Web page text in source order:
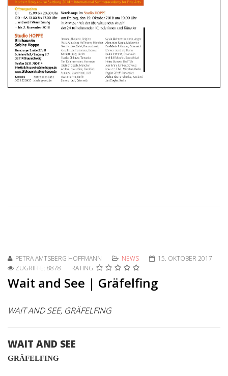
PETRA AMTSBERG HOFFMANN NEWS
15. OKTOBER 2017
ZUGRIFFE: 8878
RATING:
Wait and See | Gräfelfing
WAIT AND SEE, GRÄFELFING
WAIT AND SEE
GRÄFELFING